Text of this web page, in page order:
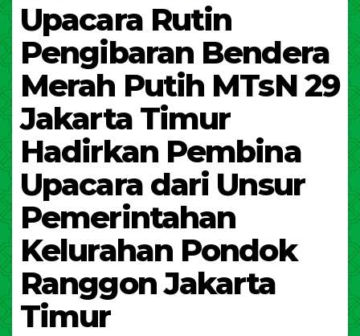
Upacara Rutin
Pengibaran Bendera
Merah Putih MTsN 29
Jakarta Timur
Hadirkan Pembina
Upacara dari Unsur
Pemerintahan
Kelurahan Pondok
Ranggon Jakarta
Timur